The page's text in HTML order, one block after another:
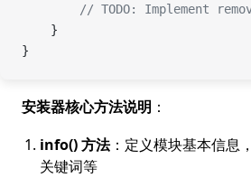
// TODO: Implement
    }
}
安装器核心方法说明 ：
info() 方法：定义模块基本信息
关键词等